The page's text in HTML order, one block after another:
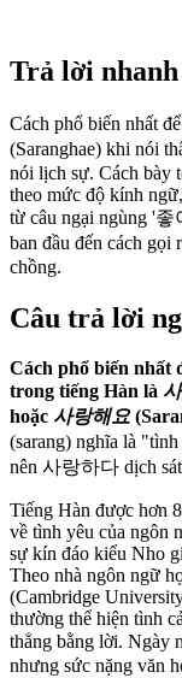
Trả lời nhanh
Cách phổ biến nhất
(Saranghae) khi nói
nói lịch sự. Cách bày
theo mức độ kính
từ câu ngại ngùng '좋
ban đầu đến cách
chồng.
Câu trả lời
Cách phổ biến nhất
trong tiếng Hàn là
hoặc 사랑해요
(sarang) nghĩa là
nên 사랑하다 dịch
Tiếng Hàn được hơn
về tình yêu của ngôn
sự kín đáo kiểu Nho
Theo nhà ngôn ngữ
(Cambridge
thường thể hiện tình
thẳng bằng lời. Ngày
nhưng sức nặng văn